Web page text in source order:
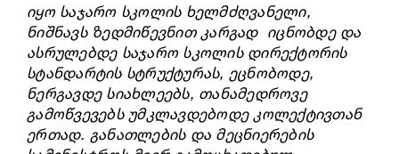
იყო საჯარო სკოლის ხელმძღვანელი,
ნიშნავს ზედმიწევნით კარგად იცნობდე და
ასრულებდე საჯარო სკოლის დირექტორის
სტანდარტის სტრუქტურას, ეცნობოდე,
ნერგავდე სიახლეებს, თანამედროვე
გამოწვევებს უმკლავდებოდე კოლექტივთან
ერთად. განათლების და მეცნიერების